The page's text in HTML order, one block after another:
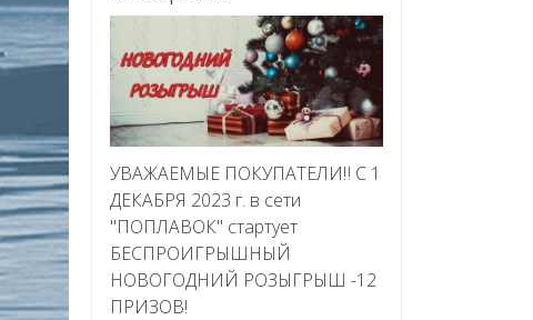
УВАЖАЕМЫЕ ПОКУПАТЕЛИ‼ С 1
ДЕКАБРЯ 2023 г. в сети
"ПОПЛАВОК" стартует
БЕСПРОИГРЫШНЫЙ
НОВОГОДНИЙ РОЗЫГРЫШ -12
ПРИЗОВ!